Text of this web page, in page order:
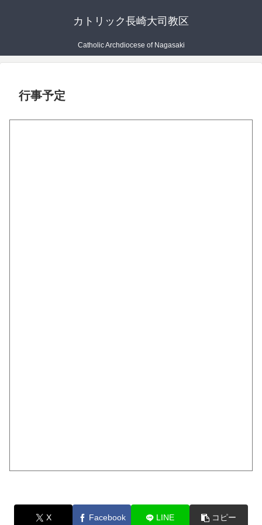
カトリック長崎大司教区
Catholic Archdiocese of Nagasaki
行事予定
X Facebook LINE コピー